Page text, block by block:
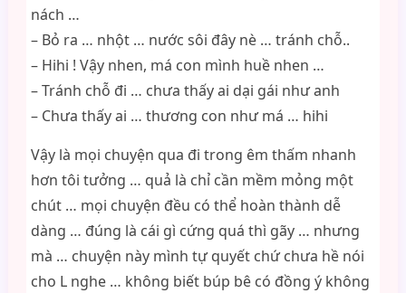
nách …
– Bỏ ra … nhột … nước sôi đây nè … tránh chỗ..
– Hihi ! Vậy nhen, má con mình huề nhen …
– Tránh chỗ đi … chưa thấy ai dại gái như anh
– Chưa thấy ai … thương con như má … hihi
Vậy là mọi chuyện qua đi trong êm thấm nhanh
hơn tôi tưởng … quả là chỉ cần mềm mỏng một
chút … mọi chuyện đều có thể hoàn thành dễ
dàng … đúng là cái gì cứng quá thì gãy … nhưng
mà … chuyện này mình tự quyết chứ chưa hề nói
cho L nghe … không biết búp bê có đồng ý không